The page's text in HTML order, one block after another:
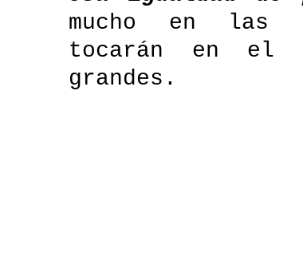
mucho en las
tocarán en el
grandes.